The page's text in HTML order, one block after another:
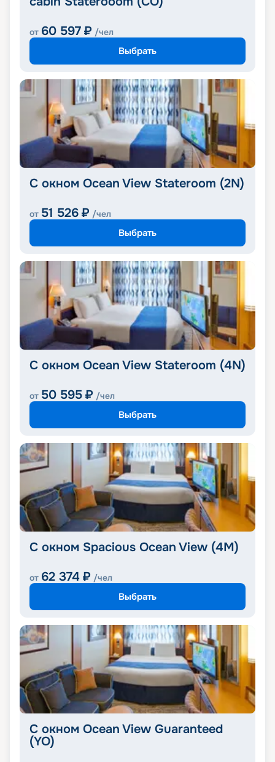
от 60 597 ₽ /чел
Выбрать
С окном Ocean View Stateroom (2N)
от 51 526 ₽ /чел
Выбрать
С окном Ocean View Stateroom (4N)
от 50 595 ₽ /чел
Выбрать
С окном Spacious Ocean View (4M)
от 62 374 ₽ /чел
Выбрать
С окном Ocean View Guaranteed
(YO)